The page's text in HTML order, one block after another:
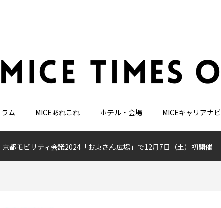
ム MICEあれこれ ホテル・会場 MICEキャリアナビ
京都モビリティ会議2024「お東さん広場」で12月7日（土）初開催